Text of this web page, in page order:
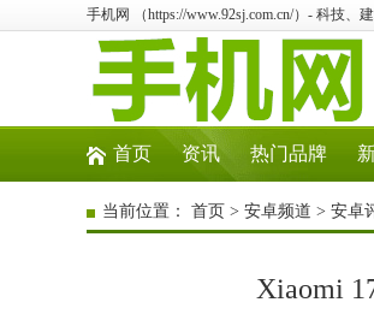
手机网 （https://www.92sj.com.cn/）- 科技
首页 资讯 热门品牌
当前位置： 首页 > 安卓频道 > 安卓
Xiaomi